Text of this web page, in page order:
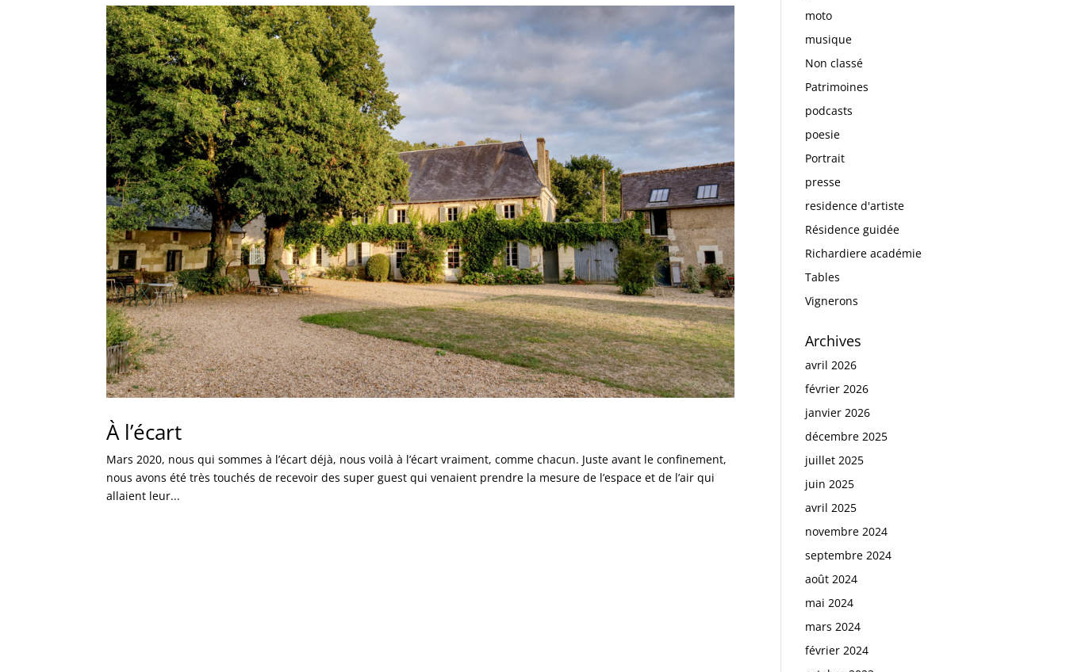
À l’écart
Mars 2020, nous qui sommes à l’écart déjà, nous voilà à l’écart vraiment, comme chacun. Juste avant le confinement,
nous avons été très touchés de recevoir des super guest qui venaient prendre la mesure de l’espace et de l’air qui
allaient leur...
moto
musique
Non classé
Patrimoines
podcasts
poesie
Portrait
presse
residence d'artiste
Résidence guidée
Richardiere académie
Tables
Vignerons
Archives
avril 2026
février 2026
janvier 2026
décembre 2025
juillet 2025
juin 2025
avril 2025
novembre 2024
septembre 2024
août 2024
mai 2024
mars 2024
février 2024